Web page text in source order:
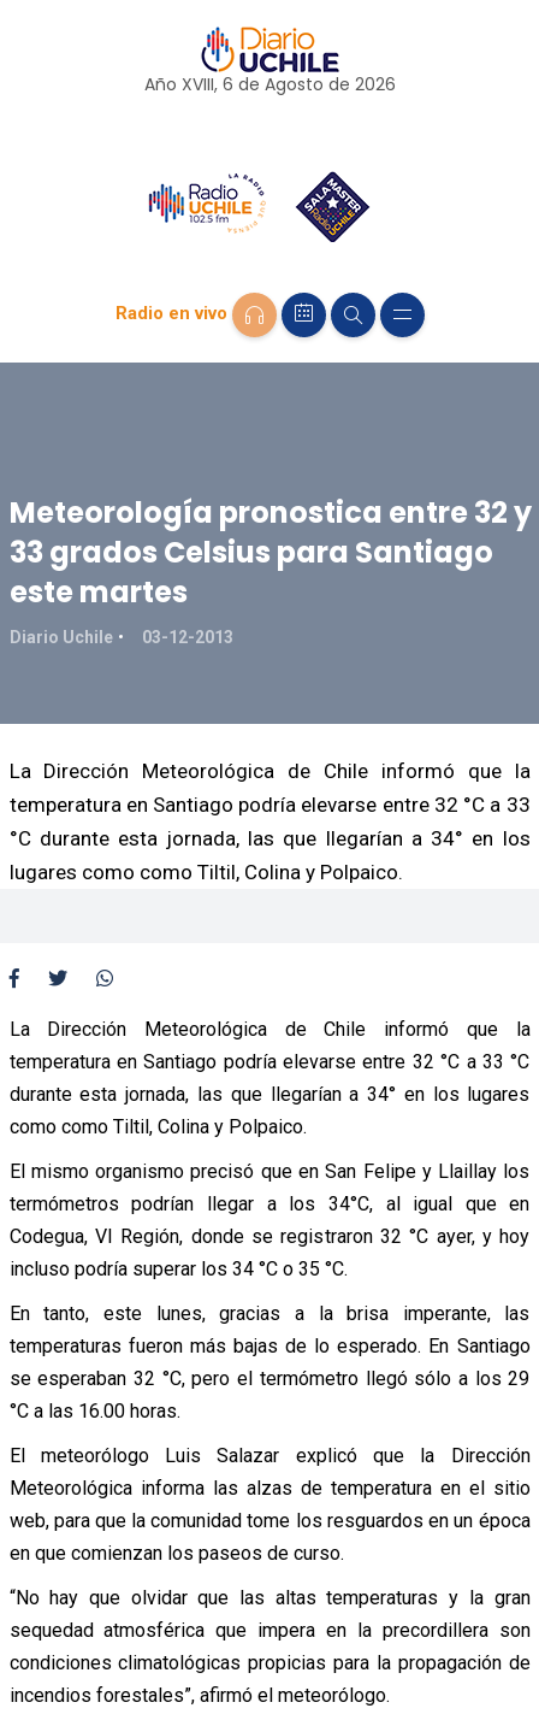
Año XVIII, 6 de Agosto de 2026
Radio en vivo
Meteorología pronostica entre 32 y
33 grados Celsius para Santiago
este martes
Diario Uchile 03-12-2013
La Dirección Meteorológica de Chile informó que la
temperatura en Santiago podría elevarse entre 32 °C a 33
°C durante esta jornada, las que llegarían a 34° en los
lugares como como Tiltil, Colina y Polpaico.
La Dirección Meteorológica de Chile informó que la
temperatura en Santiago podría elevarse entre 32 °C a 33 °C
durante esta jornada, las que llegarían a 34° en los lugares
como como Tiltil, Colina y Polpaico.
El mismo organismo precisó que en San Felipe y Llaillay los
termómetros podrían llegar a los 34°C, al igual que en
Codegua, VI Región, donde se registraron 32 °C ayer, y hoy
incluso podría superar los 34 °C o 35 °C.
En tanto, este lunes, gracias a la brisa imperante, las
temperaturas fueron más bajas de lo esperado. En Santiago
se esperaban 32 °C, pero el termómetro llegó sólo a los 29
°C a las 16.00 horas.
El meteorólogo Luis Salazar explicó que la Dirección
Meteorológica informa las alzas de temperatura en el sitio
web, para que la comunidad tome los resguardos en un época
en que comienzan los paseos de curso.
“No hay que olvidar que las altas temperaturas y la gran
sequedad atmosférica que impera en la precordillera son
condiciones climatológicas propicias para la propagación de
incendios forestales”, afirmó el meteorólogo.